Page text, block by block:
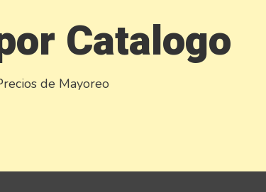
Catalogo
de Mayoreo